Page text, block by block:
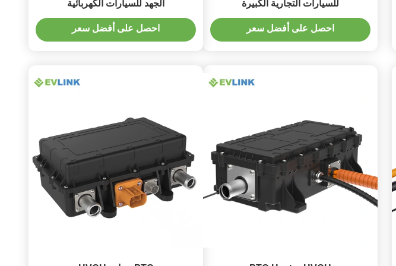
للسيارات التجارية الكبيرة
احصل على أفضل سعر
الجهد للسيارات الكهربائية
احصل على أفضل سعر